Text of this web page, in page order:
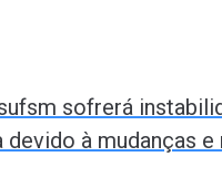
sofrerá
devido à mudanças